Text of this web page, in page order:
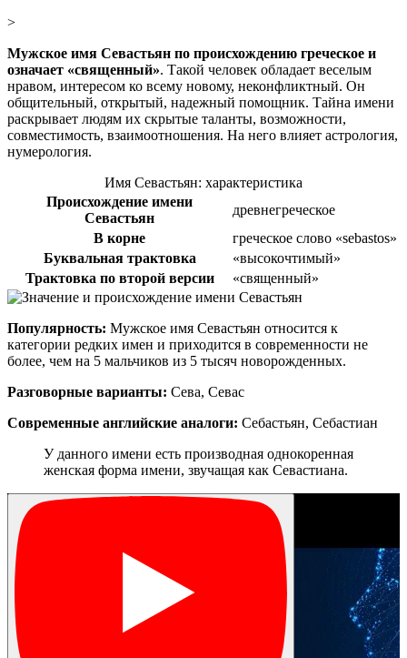
>
Мужское имя Севастьян по происхождению греческое и
означает «священный». Такой человек обладает веселым
нравом, интересом ко всему новому, неконфликтный. Он
общительный, открытый, надежный помощник. Тайна имени
раскрывает людям их скрытые таланты, возможности,
совместимость, взаимоотношения. На него влияет астрология,
нумерология.
Имя Севастьян: характеристика
Происхождение имени
Севастьян
древнегреческое
В корне
греческое слово «sebastos»
Буквальная трактовка
«высокочтимый»
Трактовка по второй версии
«священный»
Популярность: Мужское имя Севастьян относится к
категории редких имен и приходится в современности не
более, чем на 5 мальчиков из 5 тысяч новорожденных.
Разговорные варианты: Сева, Севас
Современные английские аналоги: Себастьян, Себастиан
У данного имени есть производная однокоренная
женская форма имени, звучащая как Севастиана.